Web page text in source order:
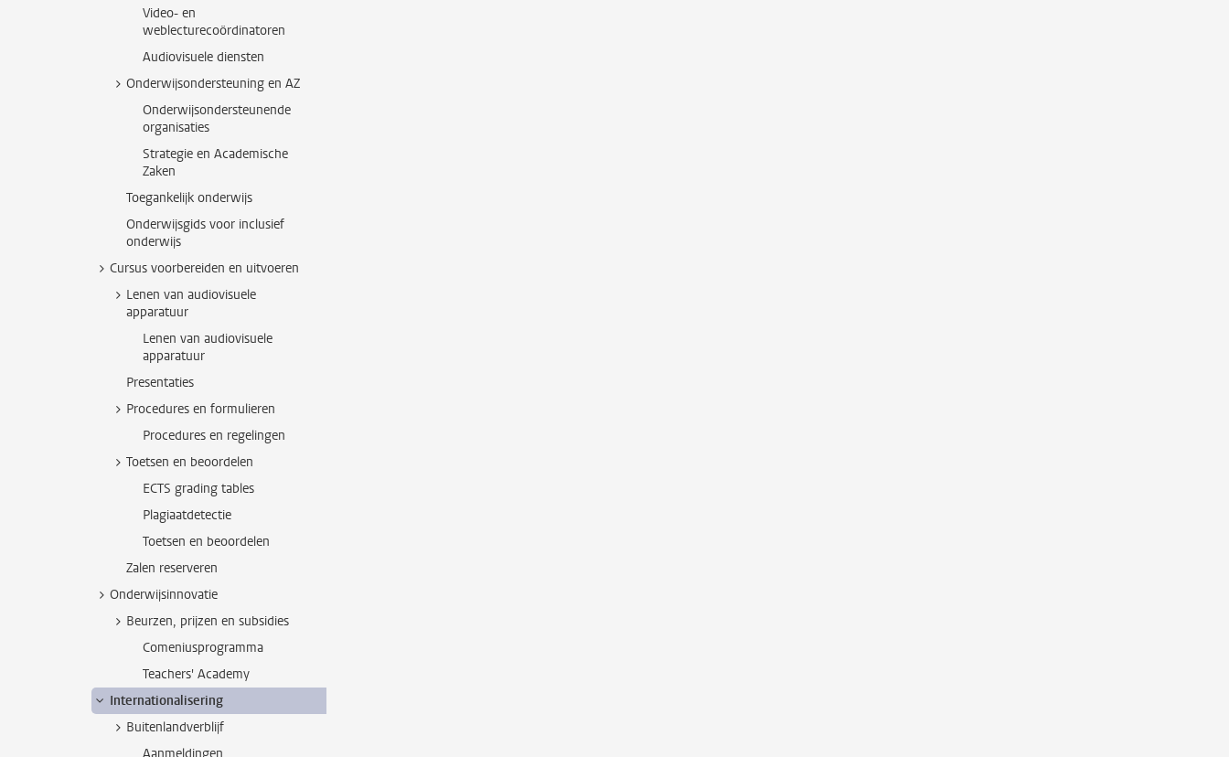
Video- en
weblecturecoördinatoren
Audiovisuele diensten
Onderwijsondersteuning en AZ
Onderwijsondersteunende
organisaties
Strategie en Academische
Zaken
Toegankelijk onderwijs
Onderwijsgids voor inclusief
onderwijs
Cursus voorbereiden en uitvoeren
Lenen van audiovisuele
apparatuur
Lenen van audiovisuele
apparatuur
Presentaties
Procedures en formulieren
Procedures en regelingen
Toetsen en beoordelen
ECTS grading tables
Plagiaatdetectie
Toetsen en beoordelen
Zalen reserveren
Onderwijsinnovatie
Beurzen, prijzen en subsidies
Comeniusprogramma
Teachers' Academy
Internationalisering
Buitenlandverblijf